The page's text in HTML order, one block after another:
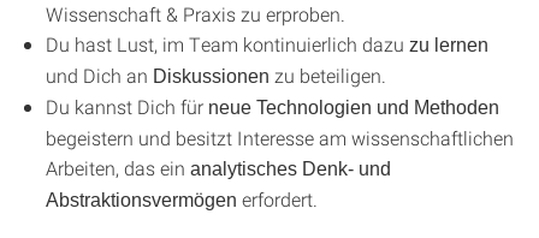
Wissenschaft & Praxis zu erproben.
Du hast Lust, im Team kontinuierlich dazu zu lernen
und Dich an Diskussionen zu beteiligen.
Du kannst Dich für neue Technologien und Methoden
begeistern und besitzt Interesse am wissenschaftlichen
Arbeiten, das ein analytisches Denk- und
Abstraktionsvermögen erfordert.